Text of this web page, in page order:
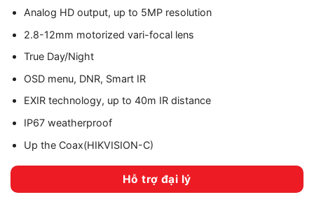
Analog HD output, up to 5MP resolution
2.8-12mm motorized vari-focal lens
True Day/Night
OSD menu, DNR, Smart IR
EXIR technology, up to 40m IR distance
IP67 weatherproof
Up the Coax(HIKVISION-C)
Hỗ trợ đại lý